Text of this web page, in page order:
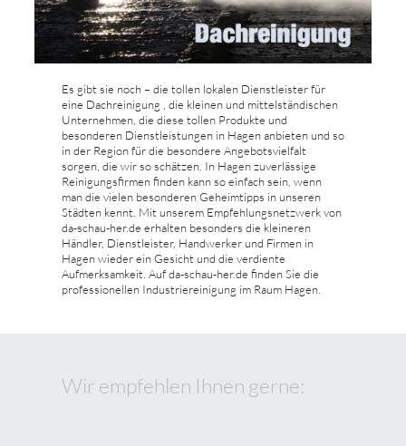
Es gibt sie noch – die tollen lokalen Dienstleister für
eine Dachreinigung , die kleinen und mittelständischen
Unternehmen, die diese tollen Produkte und
besonderen Dienstleistungen in Hagen anbieten und so
in der Region für die besondere Angebotsvielfalt
sorgen, die wir so schätzen. In Hagen zuverlässige
Reinigungsfirmen finden kann so einfach sein, wenn
man die vielen besonderen Geheimtipps in unseren
Städten kennt. Mit unserem Empfehlungsnetzwerk von
da-schau-her.de erhalten besonders die kleineren
Händler, Dienstleister, Handwerker und Firmen in
Hagen wieder ein Gesicht und die verdiente
Aufmerksamkeit. Auf da-schau-her.de finden Sie die
professionellen Industriereinigung im Raum Hagen.
Wir empfehlen Ihnen gerne: